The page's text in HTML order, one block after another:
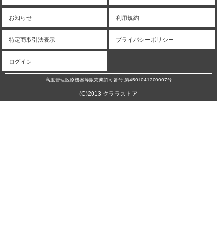
お知らせ 利用規約
特定商取引法表示 プライバシーポリシー
ログイン
高度管理医療機器等販売業許可番号 第4501041300007号
(C)2013 クララストア